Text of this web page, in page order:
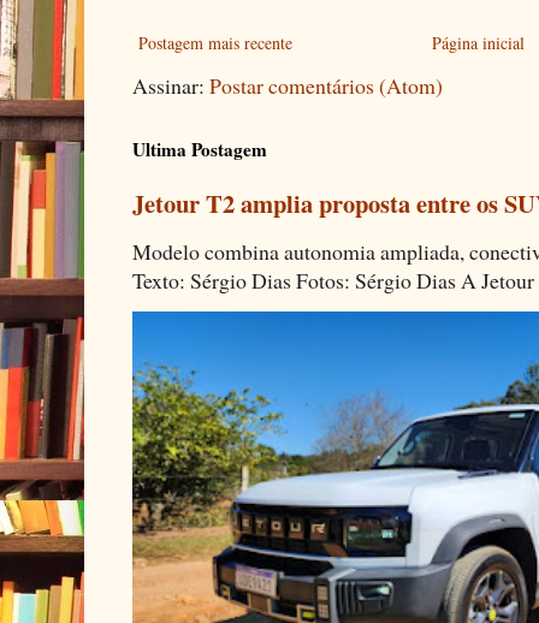
Postagem mais recente Página inicial
Assinar: Postar comentários (Atom)
Ultima Postagem
Jetour T2 amplia proposta entre os
Modelo combina autonomia ampliada,
Texto: Sérgio Dias Fotos: Sérgio Dias A